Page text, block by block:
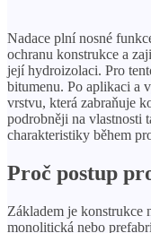
Nadace plní nosné
ochranu konstrukce a
její hydroizolaci. Pro
bitumenu. Po aplikaci a
vrstvu, která zabraňuje
podrobněji na vlastnosti
charakteristiky během
Proč postup
Základem je konstrukce
monolitická nebo